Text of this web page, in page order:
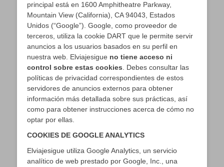
principal está en 1600 Amphitheatre Parkway,
Mountain View (California), CA 94043, Estados
Unidos (“Google”). Google, como proveedor de
terceros, utiliza la cookie DART que le permite servir
anuncios a los usuarios basados en su perfil en
nuestra web. Elviajesigue no tiene acceso ni
control sobre estas cookies . Debes consultar las
políticas de privacidad correspondientes de estos
servidores de anuncios externos para obtener
información más detallada sobre sus prácticas, así
como para obtener instrucciones acerca de cómo no
optar por ellas.
COOKIES DE GOOGLE ANALYTICS
Elviajesigue utiliza Google Analytics, un servicio
analítico de web prestado por Google, Inc., una